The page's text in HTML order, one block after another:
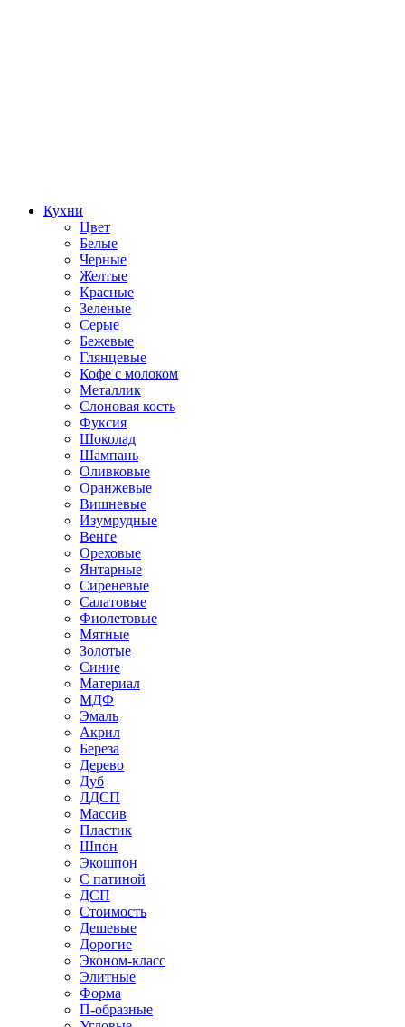
Кухни
Цвет
Белые
Черные
Желтые
Красные
Зеленые
Серые
Бежевые
Глянцевые
Кофе с молоком
Металлик
Слоновая кость
Фуксия
Шоколад
Шампань
Оливковые
Оранжевые
Вишневые
Изумрудные
Венге
Ореховые
Янтарные
Сиреневые
Салатовые
Фиолетовые
Мятные
Золотые
Синие
Материал
МДФ
Эмаль
Акрил
Береза
Дерево
Дуб
ЛДСП
Массив
Пластик
Шпон
Экошпон
С патиной
ДСП
Стоимость
Дешевые
Дорогие
Эконом-класс
Элитные
Форма
П-образные